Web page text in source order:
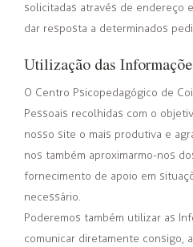
solicitadas através de endereço
dar resposta a determinados
Utilização das
O Centro Psicopedagógico de
Pessoais recolhidas com o
nosso site o mais produtiva e
nos também aproximarmo-nos
fornecimento de apoio em
necessário.
Poderemos também utilizar as
comunicar diretamente consigo,